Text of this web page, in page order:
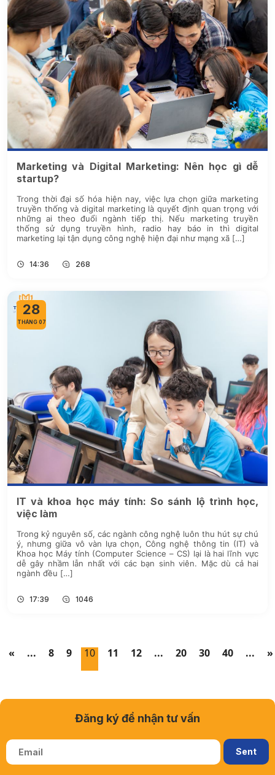
Marketing và Digital Marketing: Nên học gì dễ
startup?
Trong thời đại số hóa hiện nay, việc lựa chọn giữa marketing
truyền thống và digital marketing là quyết định quan trọng với
những ai theo đuổi ngành tiếp thị. Nếu marketing truyền
thống sử dụng truyền hình, radio hay báo in thì digital
marketing lại tận dụng công nghệ hiện đại như mạng xã […]
14:36 268
28
THÁNG 07
IT và khoa học máy tính: So sánh lộ trình học,
việc làm
Trong kỷ nguyên số, các ngành công nghệ luôn thu hút sự chú
ý, nhưng giữa vô vàn lựa chọn, Công nghệ thông tin (IT) và
Khoa học Máy tính (Computer Science – CS) lại là hai lĩnh vực
dễ gây nhầm lẫn nhất với các bạn sinh viên. Mặc dù cả hai
ngành đều […]
17:39 1046
« ... 8 9 10 11 12 ... 20 30 40 ... »
Đăng ký để nhận tư vấn